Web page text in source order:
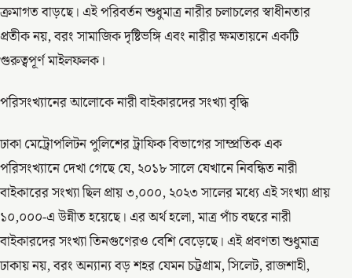
ক্রমাগত বাড়ছে। এই পরিবর্তন শুধুমাত্র নারীর চলাচলের স্বাধীনতার
প্রতীক নয়, বরং সামাজিক দৃষ্টিভঙ্গি এবং নারীর ক্ষমতায়নে একটি
গুরুত্বপূর্ণ মাইলফলক।
পরিসংখ্যানের আলোকে নারী বাইকারদের সংখ্যা বৃদ্ধি
ঢাকা মেট্রোপলিটন পুলিশের ট্রাফিক বিভাগের সাম্প্রতিক এক
পরিসংখ্যানে দেখা গেছে যে, ২০১৮ সালে যেখানে নিবন্ধিত নারী
বাইকারের সংখ্যা ছিল প্রায় ৩,০০০, ২০২৩ সালের মধ্যে এই সংখ্যা প্রায়
১০,০০০-এ উন্নীত হয়েছে। এর অর্থ হলো, মাত্র পাঁচ বছরে নারী
বাইকারদের সংখ্যা তিনগুণেরও বেশি বেড়েছে। এই প্রবণতা শুধুমাত্র
ঢাকায় নয়, বরং অন্যান্য বড় শহর যেমন চট্টগ্রাম, সিলেট, রাজশাহী,